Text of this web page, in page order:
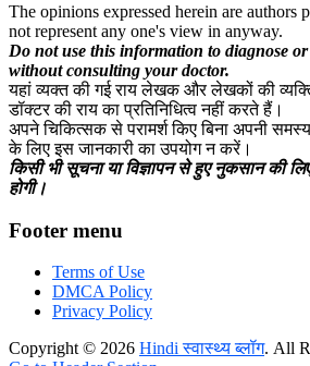
The opinions expressed herein are authors
not represent any one's view in anyway.
Do not use this information to diagnose
without consulting your doctor.
यहां व्यक्त की गई राय लेखक और लेखकों की
डॉक्टर की राय का प्रतिनिधित्व नहीं करते हैं।
अपने चिकित्सक से परामर्श किए बिना अपनी
के लिए इस जानकारी का उपयोग न करें।
किसी भी सूचना या विज्ञापन से हुए नुकसान की
होगी।
Footer menu
Terms of Use
DMCA Policy
Privacy Policy
Copyright © 2026 Hindi स्वास्थ्य ब्लॉग. All